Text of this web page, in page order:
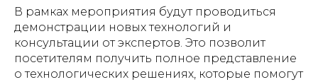
В рамках мероприятия будут проводиться
демонстрации новых технологий и
консультации от экспертов. Это позволит
посетителям получить полное представление
о технологических решениях, которые помогут